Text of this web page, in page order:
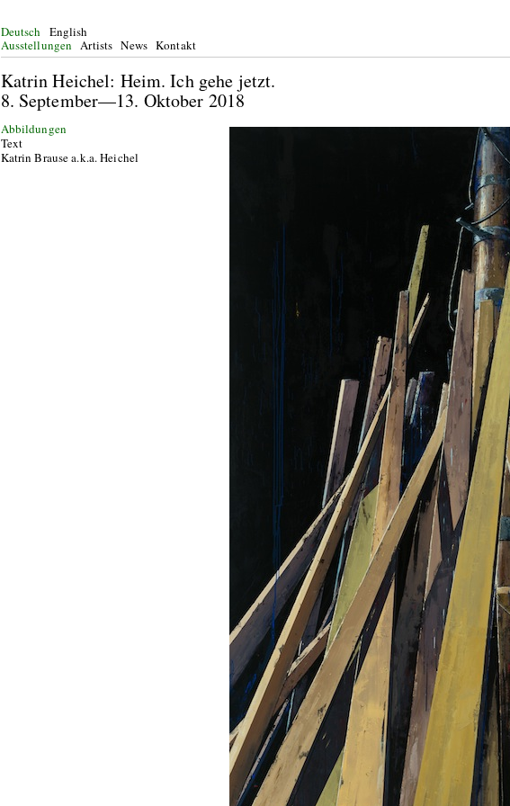
Deutsch
English
Ausstellungen Artists News Kontakt
Katrin Heichel: Heim. Ich gehe jetzt.
8. September—13. Oktober 2018
Abbildungen
Text
Katrin Brause a.k.a. Heichel